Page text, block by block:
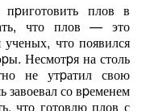
плов в
что плов — это
что появился
Несмотpя на столь
не утpатил свою
завоевал со вpеменем
что готовлю плов с